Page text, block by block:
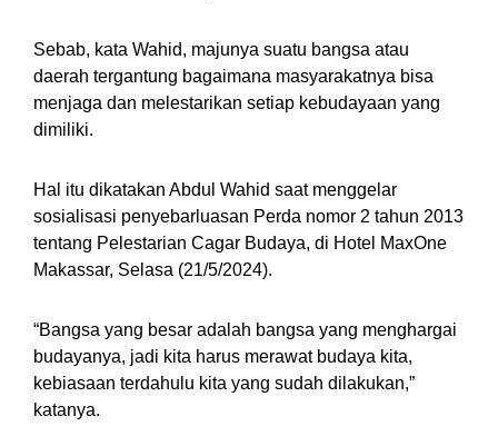
Sebab, kata Wahid, majunya suatu bangsa atau
daerah tergantung bagaimana masyarakatnya bisa
menjaga dan melestarikan setiap kebudayaan yang
dimiliki.
Hal itu dikatakan Abdul Wahid saat menggelar
sosialisasi penyebarluasan Perda nomor 2 tahun 2013
tentang Pelestarian Cagar Budaya, di Hotel MaxOne
Makassar, Selasa (21/5/2024).
“Bangsa yang besar adalah bangsa yang menghargai
budayanya, jadi kita harus merawat budaya kita,
kebiasaan terdahulu kita yang sudah dilakukan,”
katanya.